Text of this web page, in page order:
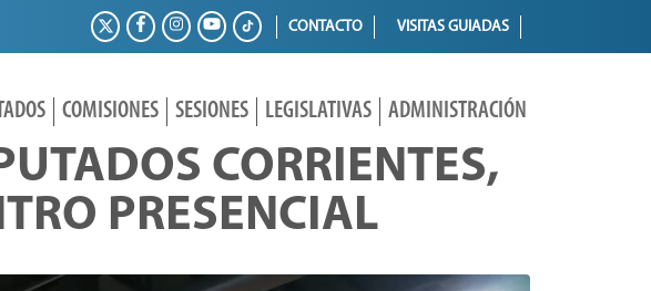
CONTACTO VISITAS GUIADAS
COMISIONES SESIONES LEGISLATIVAS ADMINISTRACIÓN
CORRIENTES,
PRESENCIAL